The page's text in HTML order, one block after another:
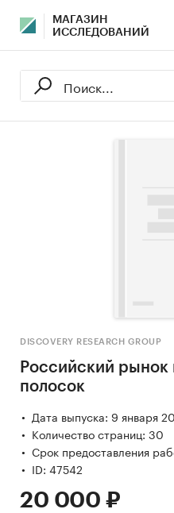
МАГАЗИН
ИССЛЕДОВАНИЙ
DISCOVERY RESEARCH GROUP
Российский рынок
полосок
Дата выпуска: 9 января
Количество страниц: 30
Срок предоставления
ID: 47542
20 000 ₽